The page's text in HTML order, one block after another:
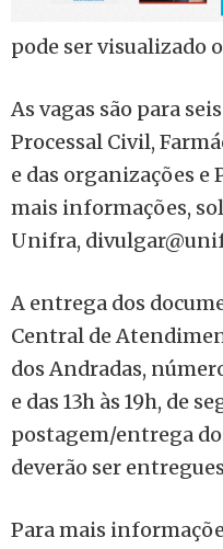
pode ser visualizado
As vagas são para
Processal Civil,
e das organizações
mais informações,
Unifra,
A entrega dos
Central de
dos Andradas,
e das 13h às 19h, de
postagem/entrega
deverão ser
Para mais